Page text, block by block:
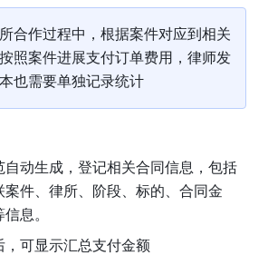
合作过程中，根据案件对应到相关
照案件进展支付订单费用，律师发
也需要单独记录统计
自动生成，登记相关合同信息，包括
案件、律所、阶段、标的、合同金
息。
，可显示汇总支付金额